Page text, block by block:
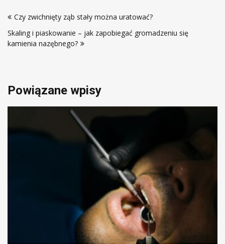
wpisu
Czy zwichnięty ząb stały można uratować?
Skaling i piaskowanie – jak zapobiegać gromadzeniu się
kamienia nazębnego?
Powiązane wpisy